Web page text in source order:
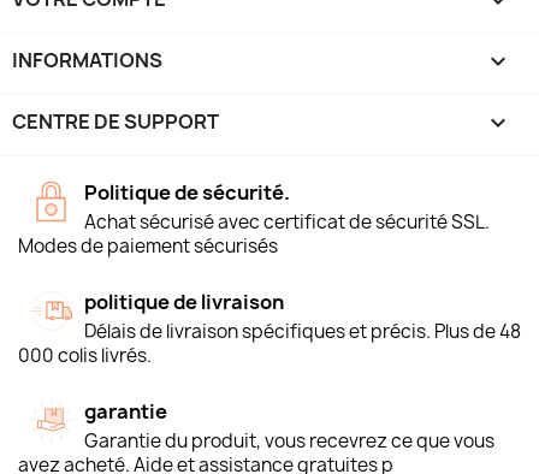
INFORMATIONS keyboard_arrow_down
CENTRE DE SUPPORT 
Politique de sécurité.
Achat sécurisé avec certificat de sécurité SSL.
Modes de paiement sécurisés
politique de livraison
Délais de livraison spécifiques et précis. Plus de 48
000 colis livrés.
garantie
Garantie du produit, vous recevrez ce que vous
avez acheté. Aide et assistance gratuites p